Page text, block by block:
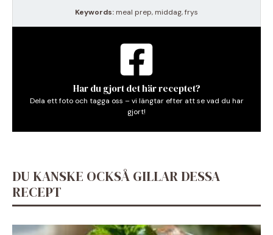
Keywords: meal prep, middag, frys
Har du gjort det här receptet?
Dela ett foto och tagga oss – vi längtar efter att se vad du har
gjort!
DU KANSKE OCKSÅ GILLAR DESSA
RECEPT